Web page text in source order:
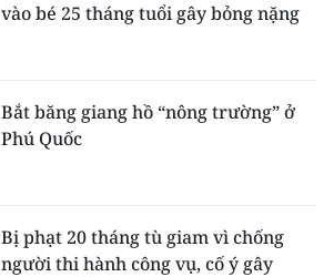
vào bé 25 tháng tuổi gây bỏng nặng
Bắt băng giang hồ “nông trường” ở
Phú Quốc
Bị phạt 20 tháng tù giam vì chống
người thi hành công vụ, cố ý gây